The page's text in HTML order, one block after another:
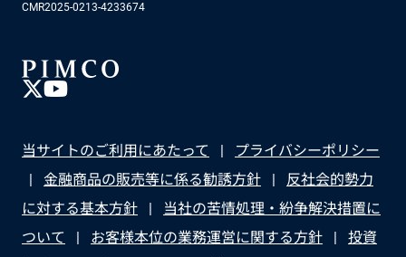
CMR2025-0213-4233674
当サイトのご利用にあたって
プライバシーポリシー
金融商品の販売等に係る勧誘方針
反社会的勢力
に対する基本方針
当社の苦情処理・紛争解決措置に
ついて
お客様本位の業務運営に関する方針
投資